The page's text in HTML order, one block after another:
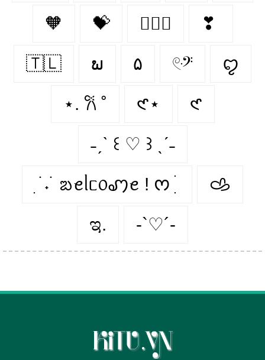
🧡 💝 👩‍❤️‍👩 ❣
🇹🇱 ພ ۵ 𓏲ּ𝄢 ꨄ︎
⋆. 𐙚 ˚ 𑣲⋆ 𑣲
˗ˏˋ ꒰ ♡ ꒱ ˎˊ˗
ִ ࣪ ˖ ࣪ ᨰꫀᥣᥴ᥆ꩇꫀ ! ᰔ ִ ׄ 𐚁
ಇ. -`♡´-